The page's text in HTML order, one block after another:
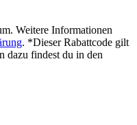
Weitere Informationen
. *Dieser Rabattcode gilt
dazu findest du in den